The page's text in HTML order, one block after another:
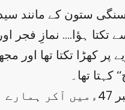
منزل کی چھت پر ایک سنگی
ہؤا…. نمازِ فجر
کھڑا تکتا تھا اور
تھا۔
غلام محمد بڈھا کہ اپنے لیے بڈھا نام کی تجویز